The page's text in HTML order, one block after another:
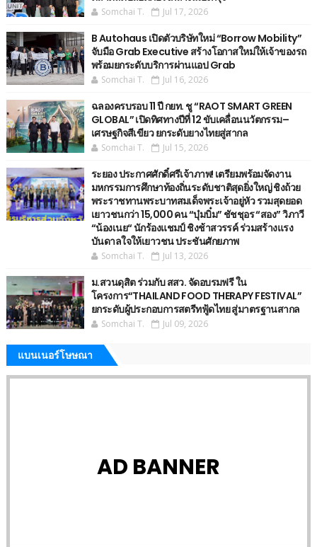
Somchai T. Jul 17, 2026
B Autohaus เปิดตัวบริษัทใหม่ “Borrow Mobility”
จับมือ Grab Executive สร้างโอกาสใหม่ให้เจ้าของรถ
พร้อมยกระดับบริการผ่านแอป Grab
Somchai T. Jul 16, 2026
ฉลองครบรอบ 11 ปี กยท. ชู “RAOT SMART GREEN
GLOBAL” เปิดทิศทางปีที่ 12 ขับเคลื่อนนวัตกรรม–
เศรษฐกิจสีเขียว ยกระดับยางไทยสู่สากล
Somchai T. Jul 15, 2026
ระยอง ประกาศศักดิ์ศรีเจ้าภาพ! เตรียมพร้อมจัดงาน
มหกรรมการศึกษาท้องถิ่นระดับชาติสุดยิ่งใหญ่ ชิงถ้วย
พระราชทานพระบาทสมเด็จพระเจ้าอยู่หัว รวมสุดยอด
เยาวชนกว่า 15,000 คน “บุ๋มบิ๋ม” ชัชชุอร “สอง” วิภาวี
“น้องเนย“ นักร้องแชมป์ ชิงช้าสวรรค์ ร่วมสร้างแรง
บันดาลใจให้เยาวชน ประชันศักยภาพ
Somchai T. Jul 13, 2026
ม.สวนดุสิต ร่วมกับ สสว. จัดอบรมฟรี ใน
โครงการ“THAILAND FOOD THERAPY FESTIVAL”
ยกระดับผู้ประกอบการสตรีทฟู้ดไทย สู่มาตรฐานสากล
Somchai T. Jul 09, 2026
แบนเนอร์โษษณา
AD BANNER